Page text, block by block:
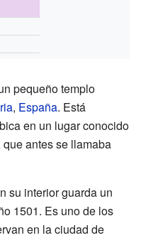
pequeño templo
, España. Está
en un lugar conocido
antes se llamaba
su interior guarda un
1501. Es uno de los
en la ciudad de